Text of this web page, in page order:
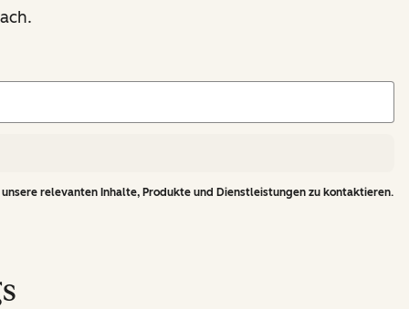
relevanten Inhalte, Produkte und Dienstleistungen zu kontaktieren.